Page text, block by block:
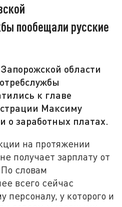
пообещали русские
области
к главе
Максиму
о заработных платах.
на протяжении
получает зарплату от
словам
всего сейчас
персоналу, у которого и